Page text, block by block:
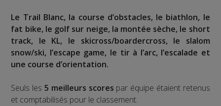
Le Trail Blanc, la course d’obstacles, le biathlon, le
fat bike, le golf sur neige, la montée sèche, le short
track, le KL, le skicross/boardercross, le slalom
snow/ski, l’escape game, le tir à l’arc, l’escalade et
une course d’orientation.
Seuls les 5 meilleurs scores par équipe étaient retenus
et comptabilisés pour le classement.